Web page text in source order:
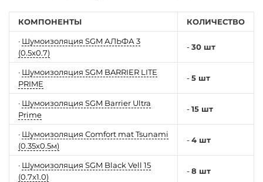
КОМПОНЕНТЫ КОЛИЧЕСТВО
· Шумоизоляция SGM АЛЬФА 3
(0.5x0.7)
-30 шт
· Шумоизоляция SGM BARRIER LITE
PRIME
-5 шт
· Шумоизоляция SGM Barrier Ultra
Prime
-15 шт
· Шумоизоляция Comfort mat Tsunami
(0.35x0.5м)
-4 шт
· Шумоизоляция SGM Black Vell 15
(0.7x1.0)
-8 шт